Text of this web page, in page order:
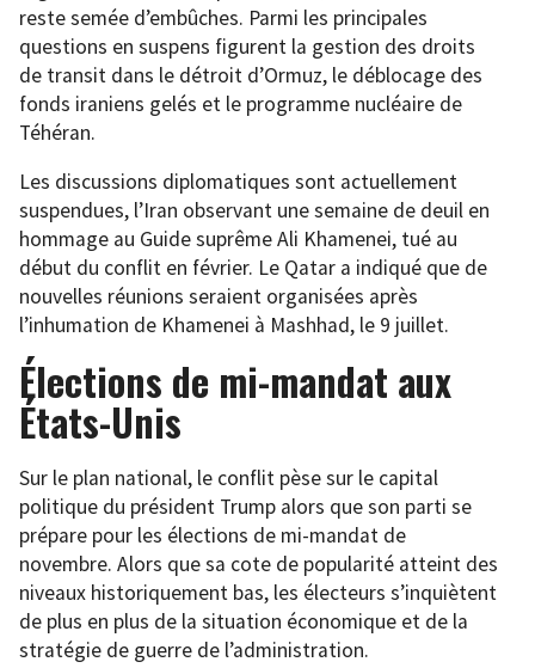
reste semée d’embûches. Parmi les principales
questions en suspens figurent la gestion des droits
de transit dans le détroit d’Ormuz, le déblocage des
fonds iraniens gelés et le programme nucléaire de
Téhéran.
Les discussions diplomatiques sont actuellement
suspendues, l’Iran observant une semaine de deuil en
hommage au Guide suprême Ali Khamenei, tué au
début du conflit en février. Le Qatar a indiqué que de
nouvelles réunions seraient organisées après
l’inhumation de Khamenei à Mashhad, le 9 juillet.
Élections de mi-mandat aux
États-Unis
Sur le plan national, le conflit pèse sur le capital
politique du président Trump alors que son parti se
prépare pour les élections de mi-mandat de
novembre. Alors que sa cote de popularité atteint des
niveaux historiquement bas, les électeurs s’inquiètent
de plus en plus de la situation économique et de la
stratégie de guerre de l’administration.